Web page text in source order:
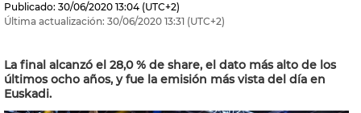
Publicado: 30/06/2020 13:04 (UTC+2)
Última actualización: 30/06/2020 13:31 (UTC+2)
La final alcanzó el 28,0 % de share, el dato más alto de los
últimos ocho años, y fue la emisión más vista del día en
Euskadi.